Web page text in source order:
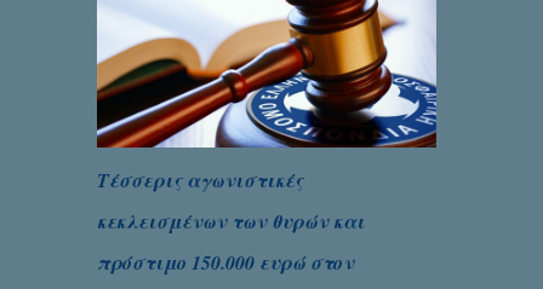
Τέσσερις αγωνιστικές
κεκλεισμένων των θυρών και
πρόστιμο 150.000 ευρώ στον